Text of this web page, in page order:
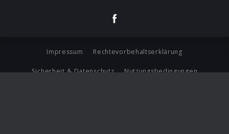
Impressum Rechtevorbehaltserklärung
Sicherheit & Datenschutz Nutzungsbedingungen